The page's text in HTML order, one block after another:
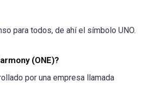
para todos, de ahí el símbolo UNO.
(ONE)?
por una empresa llamada